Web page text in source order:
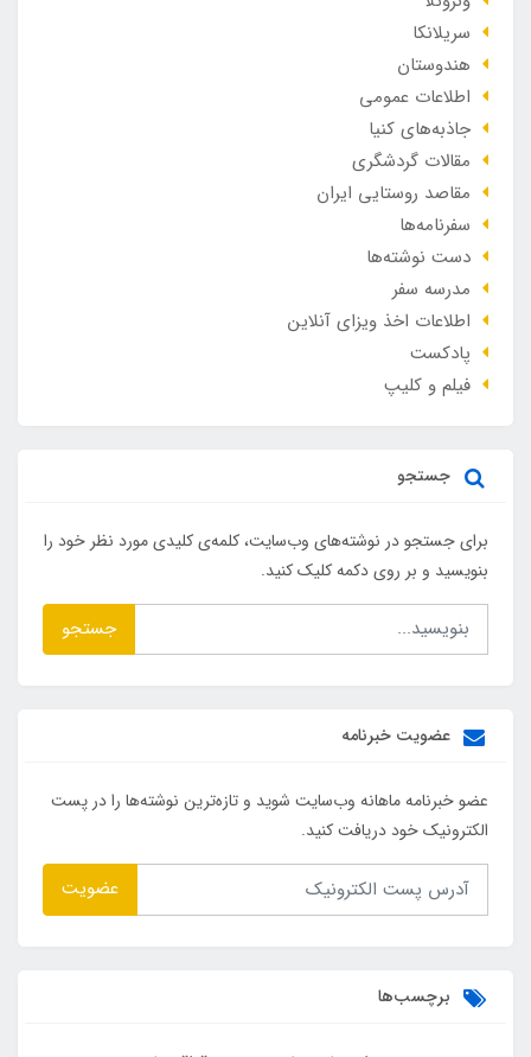
سریلانکا
هندوستان
اطلاعات عمومی
جاذبه‌های کنیا
مقالات گردشگری
مقاصد روستایی ایران
سفرنامه‌ها
دست نوشته‌ها
مدرسه سفر
اطلاعات اخذ ویزای آنلاین
پادکست
فیلم و کلیپ
جستجو
برای جستجو در نوشته‌های وب‌سایت، کلمه‌ی کلیدی مورد نظر خود را
بنویسید و بر روی دکمه کلیک کنید.
جستجو
عضویت خبرنامه
عضو خبرنامه ماهانه وب‌سایت شوید و تازه‌ترین نوشته‌ها را در پست
الکترونیک خود دریافت کنید.
عضویت
برچسب‌ها